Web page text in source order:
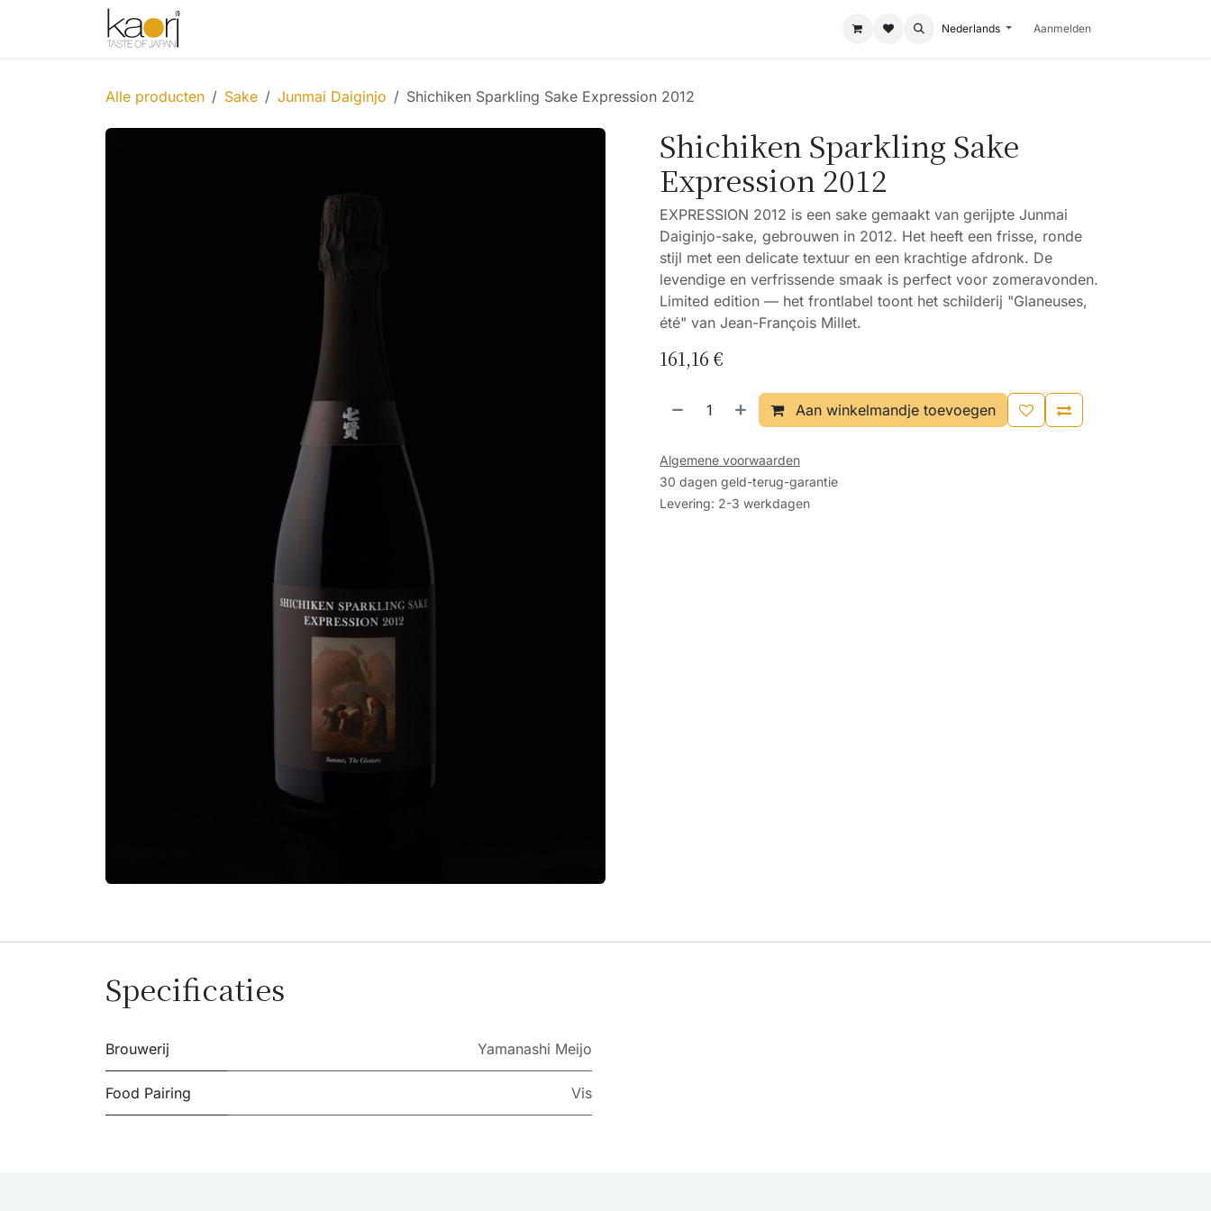
Overslaan naar inhoud
Nederlands Aanmelden
Alle producten Sake Junmai Daiginjo Shichiken Sparkling Sake Expression 2012
Shichiken Sparkling Sake
Expression 2012
EXPRESSION 2012 is een sake gemaakt van gerijpte Junmai
Daiginjo-sake, gebrouwen in 2012. Het heeft een frisse, ronde
stijl met een delicate textuur en een krachtige afdronk. De
levendige en verfrissende smaak is perfect voor zomeravonden.
Limited edition — het frontlabel toont het schilderij "Glaneuses,
été" van Jean-François Millet.
161,16€
Aan winkelmandje toevoegen
Algemene voorwaarden
30 dagen geld-terug-garantie
Levering: 2-3 werkdagen
Specificaties
Brouwerij Yamanashi Meijo
Food Pairing Vis